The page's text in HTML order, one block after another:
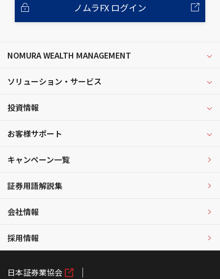
ノムラFX ログイン
NOMURA WEALTH MANAGEMENT
ソリューション・サービス
投資情報
お客様サポート
キャンペーン一覧
証券用語解説集
会社情報
採用情報
日本証券業協会